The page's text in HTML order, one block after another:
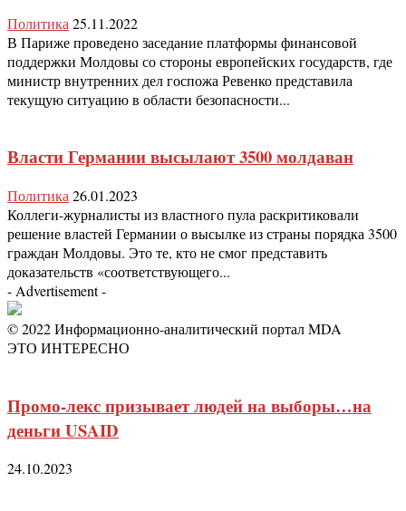
Политика 25.11.2022
В Париже проведено заседание платформы финансовой
поддержки Молдовы со стороны европейских государств, где
министр внутренних дел госпожа Ревенко представила
текущую ситуацию в области безопасности...
Власти Германии высылают 3500 молдаван
Политика 26.01.2023
Коллеги-журналисты из властного пула раскритиковали
решение властей Германии о высылке из страны порядка 3500
граждан Молдовы. Это те, кто не смог представить
доказательств «соответствующего...
- Advertisement -
© 2022 Информационно-аналитический портал MDA
ЭТО ИНТЕРЕСНО
Промо-лекс призывает людей на выборы…на
деньги USAID
24.10.2023